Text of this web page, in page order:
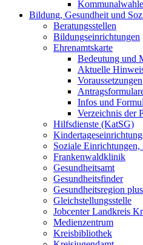
Bildung, Gesundheit und
Beratungsstellen
Bildungseinrichtungen
Ehrenamtskarte
Bedeutung und
Aktuelle
Voraussetzungen
Infos und
Verzeichnis der
Hilfsdienste (KatSG)
Soziale
Frankenwaldklinik
Gesundheitsamt
Gesundheitsfinder
Gesundheitsregion plus
Gleichstellungsstelle
Jobcenter Landkreis
Medienzentrum
Kreisbibliothek